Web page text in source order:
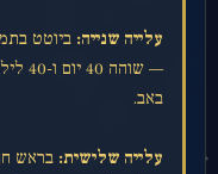
עלייה שנייה: ביוטט
—
באב.
עלייה שלישית: בראש